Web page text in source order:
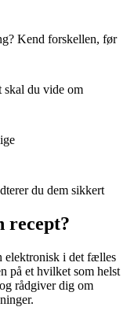
Kend forskellen, før
du vide om
du dem sikkert
recept?
elektronisk i det fælles
på et hvilket som helst
rådgiver dig om